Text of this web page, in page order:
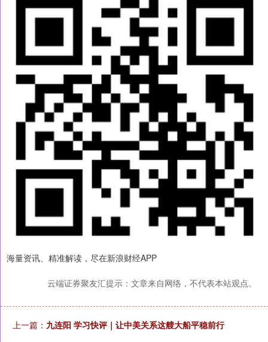
海量资讯、精准解读，尽在新浪财经APP
云端证券聚友汇提示：文章来自网络，不代表本站观点。
上一篇： 九连阳 学习快评｜让中美关系这艘大船平稳前行